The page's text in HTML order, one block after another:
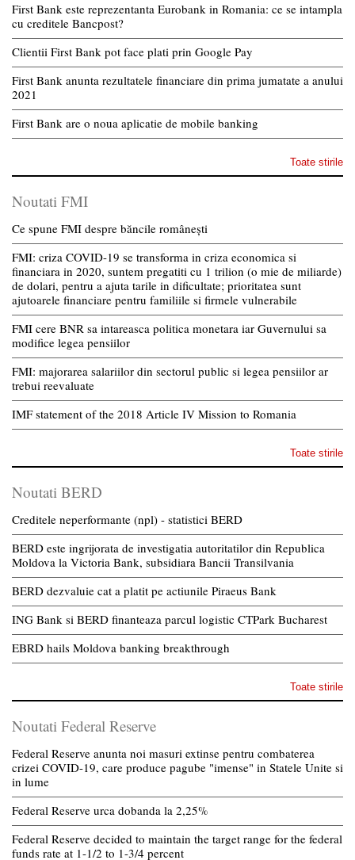
First Bank este reprezentanta Eurobank in Romania: ce se intampla
cu creditele Bancpost?
Clientii First Bank pot face plati prin Google Pay
First Bank anunta rezultatele financiare din prima jumatate a anului
2021
First Bank are o noua aplicatie de mobile banking
Toate stirile
Noutati FMI
Ce spune FMI despre băncile românești
FMI: criza COVID-19 se transforma in criza economica si
financiara in 2020, suntem pregatiti cu 1 trilion (o mie de miliarde)
de dolari, pentru a ajuta tarile in dificultate; prioritatea sunt
ajutoarele financiare pentru familiile si firmele vulnerabile
FMI cere BNR sa intareasca politica monetara iar Guvernului sa
modifice legea pensiilor
FMI: majorarea salariilor din sectorul public si legea pensiilor ar
trebui reevaluate
IMF statement of the 2018 Article IV Mission to Romania
Toate stirile
Noutati BERD
Creditele neperformante (npl) - statistici BERD
BERD este ingrijorata de investigatia autoritatilor din Republica
Moldova la Victoria Bank, subsidiara Bancii Transilvania
BERD dezvaluie cat a platit pe actiunile Piraeus Bank
ING Bank si BERD finanteaza parcul logistic CTPark Bucharest
EBRD hails Moldova banking breakthrough
Toate stirile
Noutati Federal Reserve
Federal Reserve anunta noi masuri extinse pentru combaterea
crizei COVID-19, care produce pagube "imense" in Statele Unite si
in lume
Federal Reserve urca dobanda la 2,25%
Federal Reserve decided to maintain the target range for the federal
funds rate at 1-1/2 to 1-3/4 percent